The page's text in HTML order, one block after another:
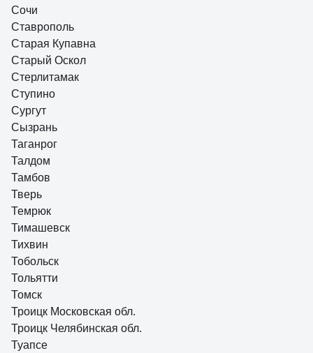
Сочи
Ставрополь
Старая Купавна
Старый Оскол
Стерлитамак
Ступино
Сургут
Сызрань
Таганрог
Талдом
Тамбов
Тверь
Темрюк
Тимашевск
Тихвин
Тобольск
Тольятти
Томск
Троицк Московская обл.
Троицк Челябинская обл.
Туапсе